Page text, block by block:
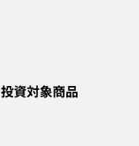
投資対象商品